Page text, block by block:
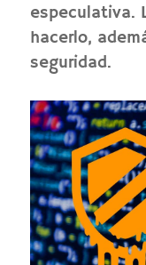
especulativa.
hacerlo,
seguridad.